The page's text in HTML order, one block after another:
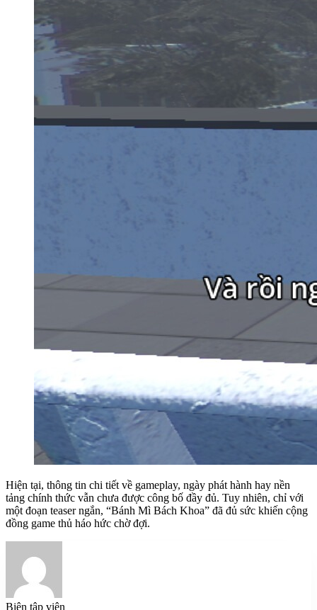
Hiện tại, thông tin chi tiết về gameplay, ngày phát hành hay nền
tảng chính thức vẫn chưa được công bố đầy đủ. Tuy nhiên, chỉ với
một đoạn teaser ngắn, “Bánh Mì Bách Khoa” đã đủ sức khiến cộng
đồng game thủ háo hức chờ đợi.
Biên tập viên